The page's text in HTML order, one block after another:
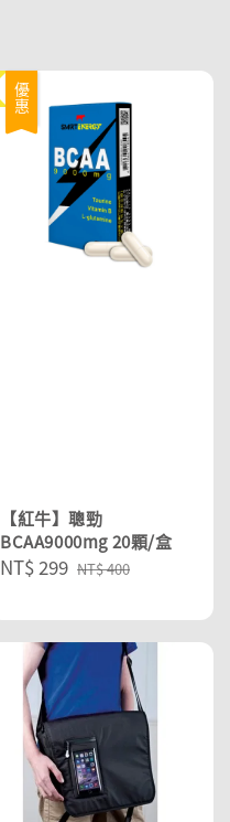
優惠
【紅牛】聰勁
BCAA9000mg 20顆/盒
Sale
NT$ 299 Regular
NT$ 400